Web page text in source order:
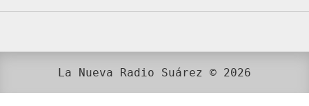
La Nueva Radio Suárez © 2026